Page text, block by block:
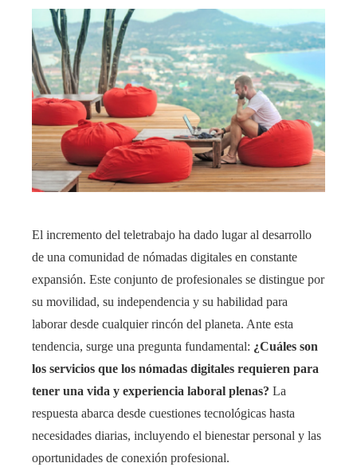
El incremento del teletrabajo ha dado lugar al desarrollo
de una comunidad de nómadas digitales en constante
expansión. Este conjunto de profesionales se distingue por
su movilidad, su independencia y su habilidad para
laborar desde cualquier rincón del planeta. Ante esta
tendencia, surge una pregunta fundamental: ¿Cuáles son
los servicios que los nómadas digitales requieren para
tener una vida y experiencia laboral plenas? La
respuesta abarca desde cuestiones tecnológicas hasta
necesidades diarias, incluyendo el bienestar personal y las
oportunidades de conexión profesional.